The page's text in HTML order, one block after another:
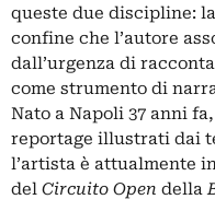
queste due discipline:
confine che l’autore
dall’urgenza di
come strumento di
Nato a Napoli 37 anni
reportage illustrati dai
l’artista è attualmente
del Circuito Open della